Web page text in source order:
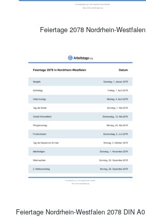
Feiertage 2078 Nordrhein-Westfalen
Feiertage Nordrhein-Westfalen 2078 DIN A0